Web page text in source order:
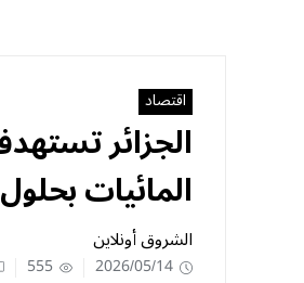
اقتصاد
المائيات بحلول 2027
الشروق أونلاين
2026/05/14
555